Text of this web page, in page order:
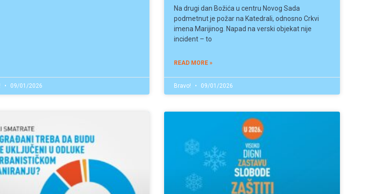
09/01/2026
Na drugi dan Božića u centru Novog Sada
podmetnut je požar na Katedrali, odnosno Crkvi
imena Marijinog. Napad na verski objekat nije
incident – to
READ MORE »
Bravo! 09/01/2026